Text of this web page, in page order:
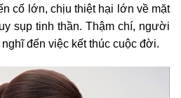
cố lớn, chịu thiệt hại lớn về mặt
sụp tinh thần. Thậm chí, người
đến việc kết thúc cuộc đời.